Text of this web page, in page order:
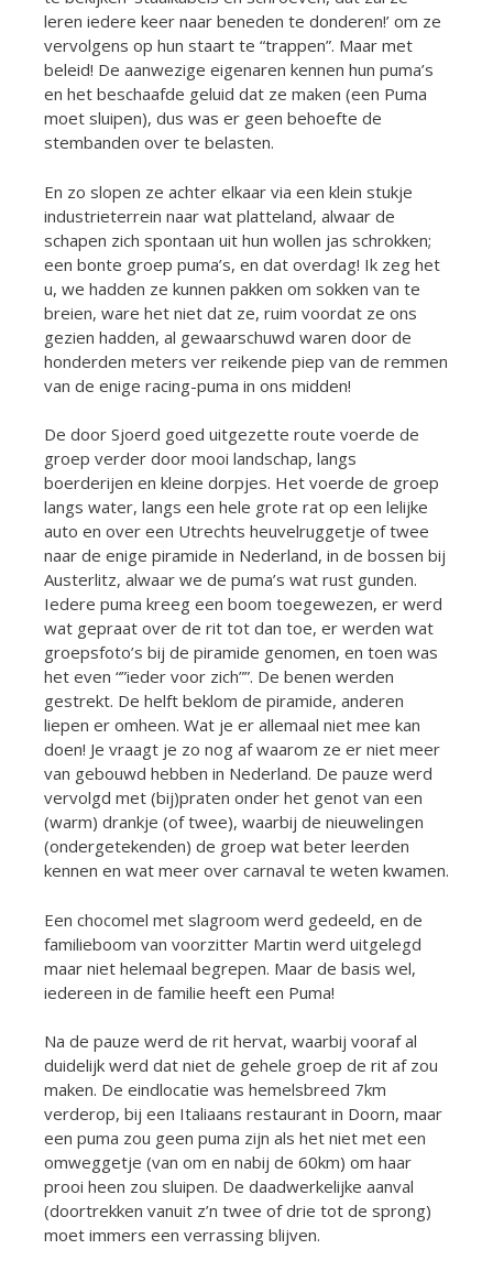
leren iedere keer naar beneden te donderen!’ om ze
vervolgens op hun staart te “trappen”. Maar met
beleid! De aanwezige eigenaren kennen hun puma’s
en het beschaafde geluid dat ze maken (een Puma
moet sluipen), dus was er geen behoefte de
stembanden over te belasten.
En zo slopen ze achter elkaar via een klein stukje
industrieterrein naar wat platteland, alwaar de
schapen zich spontaan uit hun wollen jas schrokken;
een bonte groep puma’s, en dat overdag! Ik zeg het
u, we hadden ze kunnen pakken om sokken van te
breien, ware het niet dat ze, ruim voordat ze ons
gezien hadden, al gewaarschuwd waren door de
honderden meters ver reikende piep van de remmen
van de enige racing-puma in ons midden!
De door Sjoerd goed uitgezette route voerde de
groep verder door mooi landschap, langs
boerderijen en kleine dorpjes. Het voerde de groep
langs water, langs een hele grote rat op een lelijke
auto en over een Utrechts heuvelruggetje of twee
naar de enige piramide in Nederland, in de bossen bij
Austerlitz, alwaar we de puma’s wat rust gunden.
Iedere puma kreeg een boom toegewezen, er werd
wat gepraat over de rit tot dan toe, er werden wat
groepsfoto’s bij de piramide genomen, en toen was
het even “”ieder voor zich””. De benen werden
gestrekt. De helft beklom de piramide, anderen
liepen er omheen. Wat je er allemaal niet mee kan
doen! Je vraagt je zo nog af waarom ze er niet meer
van gebouwd hebben in Nederland. De pauze werd
vervolgd met (bij)praten onder het genot van een
(warm) drankje (of twee), waarbij de nieuwelingen
(ondergetekenden) de groep wat beter leerden
kennen en wat meer over carnaval te weten kwamen.
Een chocomel met slagroom werd gedeeld, en de
familieboom van voorzitter Martin werd uitgelegd
maar niet helemaal begrepen. Maar de basis wel,
iedereen in de familie heeft een Puma!
Na de pauze werd de rit hervat, waarbij vooraf al
duidelijk werd dat niet de gehele groep de rit af zou
maken. De eindlocatie was hemelsbreed 7km
verderop, bij een Italiaans restaurant in Doorn, maar
een puma zou geen puma zijn als het niet met een
omweggetje (van om en nabij de 60km) om haar
prooi heen zou sluipen. De daadwerkelijke aanval
(doortrekken vanuit z’n twee of drie tot de sprong)
moet immers een verrassing blijven.